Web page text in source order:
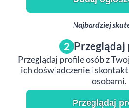
Najbardziej
2 Przeglądaj
Przeglądaj profile osób z
ich doświadczenie i
osobami.
Przeglądaj